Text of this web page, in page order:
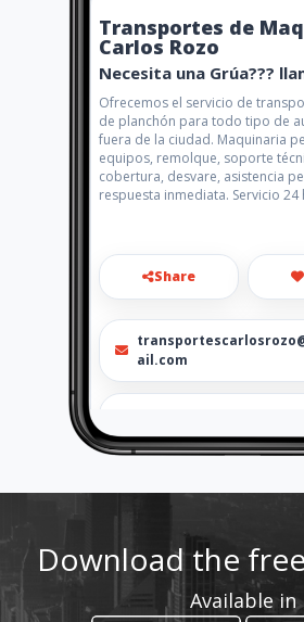
Transportes de
Carlos Rozo
Necesita una Grúa???
Ofrecemos el servicio de
de planchón para todo tipo de
fuera de la ciudad. Maquinaria
equipos, remolque, soporte
cobertura, desvare, asistencia
respuesta inmediata. Servicio 24
Share
ail.com
Location
Download the
Available in